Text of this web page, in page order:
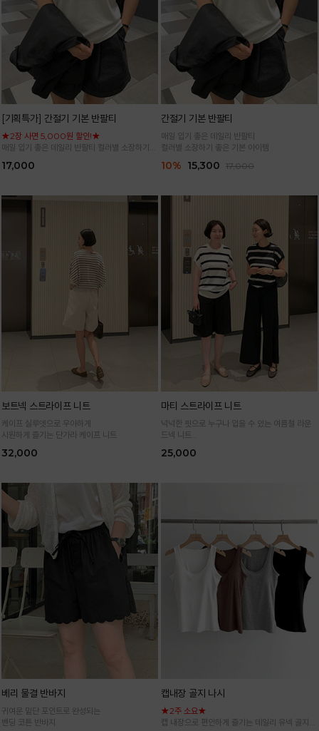
[기획특가] 간절기 기본 반팔티
★2장 사면 5,000원 할인!★
매일 입기 좋은 데일리 반팔티 컬러별 소장하기
17,000
간절기 기본 반팔티
매일 입기 좋은 데일리 반팔티
컬러별 소장하기 좋은 기본 아이템
10% 15,300 17,000
보트넥 스트라이프 니트
케이프 실루엣으로 우아하게
시원하게 즐기는 단가라 케이프 니트
32,000
마티 스트라이프 니트
넉넉한 핏으로 누구나 입을 수 있는 여름철 라운
드넥 니트
입어요
25,000
베리 물결 반바지
귀여운 밑단 포인트로 완성되는
밴딩 코튼 반바지
캡내장 골지 나시
★2주 소요★
캡 내장으로 편안하게 즐기는 데일리 유넥 골지